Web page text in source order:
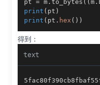
pt = m . to_bytes ( (m .
print ( pt )
print ( pt . hex ( ) )
得到：
text